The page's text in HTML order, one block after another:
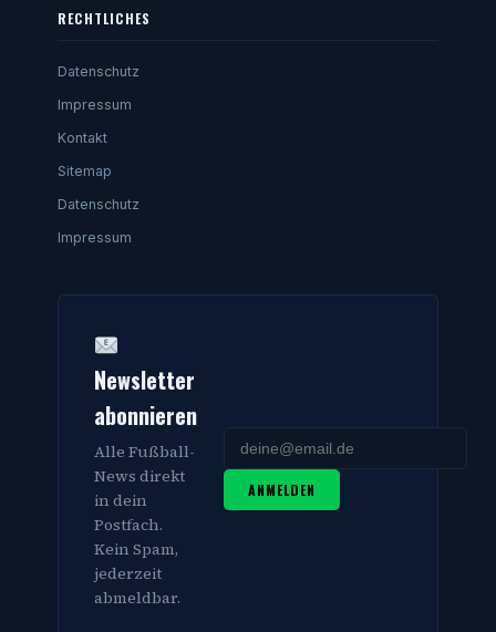
RECHTLICHES
Datenschutz
Impressum
Kontakt
Sitemap
Datenschutz
Impressum
Newsletter
abonnieren
Alle Fußball-
News direkt
in dein
Postfach.
Kein Spam,
jederzeit
abmeldbar.
ANMELDEN